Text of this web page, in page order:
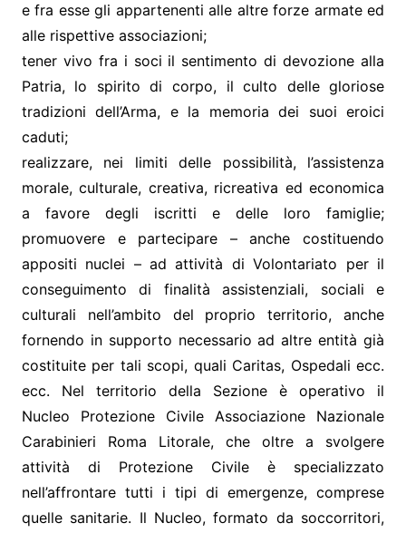
e fra esse gli appartenenti alle altre forze armate ed
alle rispettive associazioni;
tener vivo fra i soci il sentimento di devozione alla
Patria, lo spirito di corpo, il culto delle gloriose
tradizioni dell’Arma, e la memoria dei suoi eroici
caduti;
realizzare, nei limiti delle possibilità, l’assistenza
morale, culturale, creativa, ricreativa ed economica
a favore degli iscritti e delle loro famiglie;
promuovere e partecipare – anche costituendo
appositi nuclei – ad attività di Volontariato per il
conseguimento di finalità assistenziali, sociali e
culturali nell’ambito del proprio territorio, anche
fornendo in supporto necessario ad altre entità già
costituite per tali scopi, quali Caritas, Ospedali ecc.
ecc. Nel territorio della Sezione è operativo il
Nucleo Protezione Civile Associazione Nazionale
Carabinieri Roma Litorale, che oltre a svolgere
attività di Protezione Civile è specializzato
nell’affrontare tutti i tipi di emergenze, comprese
quelle sanitarie. Il Nucleo, formato da soccorritori,